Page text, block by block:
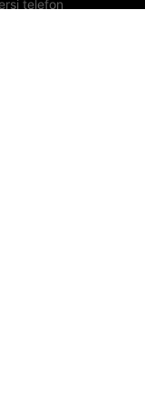
telefon